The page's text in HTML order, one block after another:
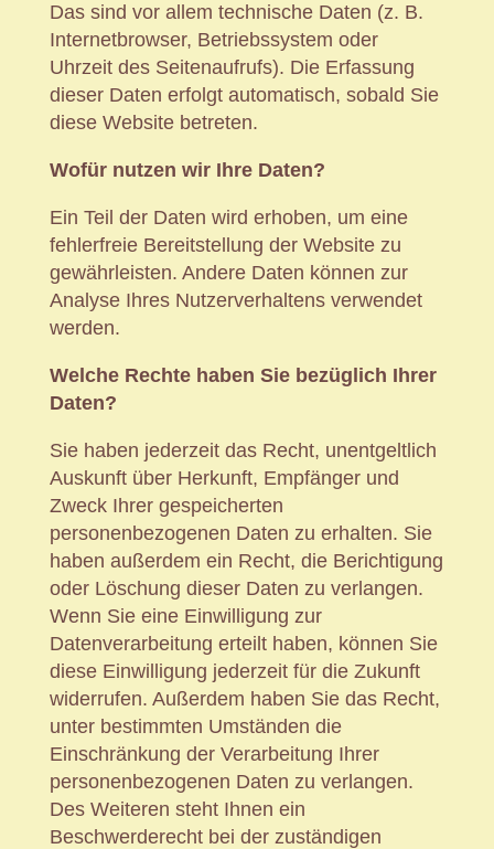
Das sind vor allem technische Daten (z. B.
Internetbrowser, Betriebssystem oder
Uhrzeit des Seitenaufrufs). Die Erfassung
dieser Daten erfolgt automatisch, sobald Sie
diese Website betreten.
Wofür nutzen wir Ihre Daten?
Ein Teil der Daten wird erhoben, um eine
fehlerfreie Bereitstellung der Website zu
gewährleisten. Andere Daten können zur
Analyse Ihres Nutzerverhaltens verwendet
werden.
Welche Rechte haben Sie bezüglich Ihrer
Daten?
Sie haben jederzeit das Recht, unentgeltlich
Auskunft über Herkunft, Empfänger und
Zweck Ihrer gespeicherten
personenbezogenen Daten zu erhalten. Sie
haben außerdem ein Recht, die Berichtigung
oder Löschung dieser Daten zu verlangen.
Wenn Sie eine Einwilligung zur
Datenverarbeitung erteilt haben, können Sie
diese Einwilligung jederzeit für die Zukunft
widerrufen. Außerdem haben Sie das Recht,
unter bestimmten Umständen die
Einschränkung der Verarbeitung Ihrer
personenbezogenen Daten zu verlangen.
Des Weiteren steht Ihnen ein
Beschwerderecht bei der zuständigen